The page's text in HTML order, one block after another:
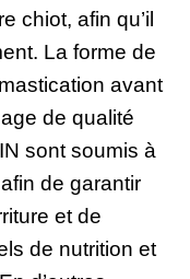
chiot, afin qu’il
La forme de
avant
de qualité
sont soumis à
de garantir
et de
de nutrition et